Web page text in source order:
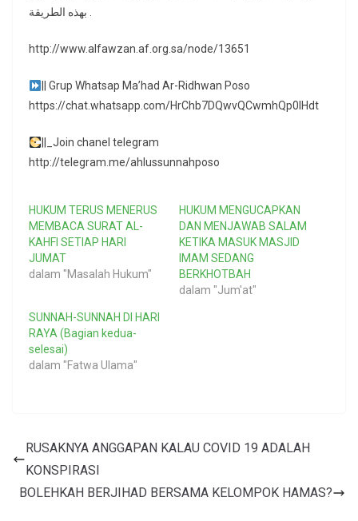
بهذه الطريقة .
http://www.alfawzan.af.org.sa/node/13651
|| Grup Whatsap Ma’had Ar-Ridhwan Poso
https://chat.whatsapp.com/HrChb7DQwvQCwmhQp0lHdt
||_Join chanel telegram
http://telegram.me/ahlussunnahposo
HUKUM TERUS MENERUS
MEMBACA SURAT AL-
KAHFI SETIAP HARI
JUMAT
dalam "Masalah Hukum"
HUKUM MENGUCAPKAN
DAN MENJAWAB SALAM
KETIKA MASUK MASJID
IMAM SEDANG
BERKHOTBAH
dalam "Jum'at"
SUNNAH-SUNNAH DI HARI
RAYA (Bagian kedua-
selesai)
dalam "Fatwa Ulama"
RUSAKNYA ANGGAPAN KALAU COVID 19 ADALAH
KONSPIRASI
BOLEHKAH BERJIHAD BERSAMA KELOMPOK HAMAS?